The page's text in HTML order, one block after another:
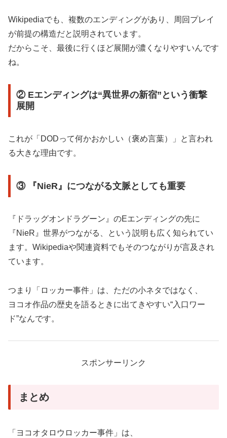
Wikipediaでも、複数のエンディングがあり、周回プレイ
が前提の構造だと説明されています。
だからこそ、最後に行くほど展開が濃くなりやすいんです
ね。
② Eエンディングは“異世界の新宿”という衝撃
展開
これが「DODって何かおかしい（褒め言葉）」と言われ
る大きな理由です。
③ 『NieR』につながる文脈としても重要
『ドラッグオンドラグーン』のEエンディングの先に
『NieR』世界がつながる、という説明も広く知られてい
ます。Wikipediaや関連資料でもそのつながりが言及され
ています。
つまり「ロッカー事件」は、ただの小ネタではなく、
ヨコオ作品の歴史を語るときに出てきやすい“入口ワー
ド”なんです。
スポンサーリンク
まとめ
「ヨコオタロウロッカー事件」は、